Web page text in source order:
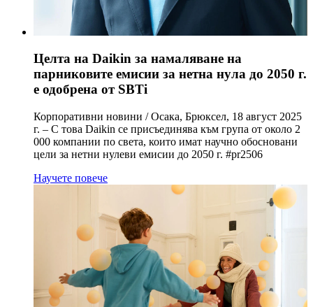
Целта на Daikin за намаляване на
парниковите емисии за нетна нула до 2050 г.
е одобрена от SBTi
Корпоративни новини / Осака, Брюксел, 18 август 2025
г. – С това Daikin се присъединява към група от около 2
000 компании по света, които имат научно обосновани
цели за нетни нулеви емисии до 2050 г. #pr2506
Научете повече